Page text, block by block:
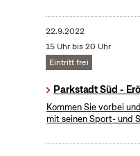
22.9.2022
15 Uhr bis 20 Uhr
Eintritt frei
Parkstadt Süd -
Kommen Sie vorbei
mit seinen Sport- und